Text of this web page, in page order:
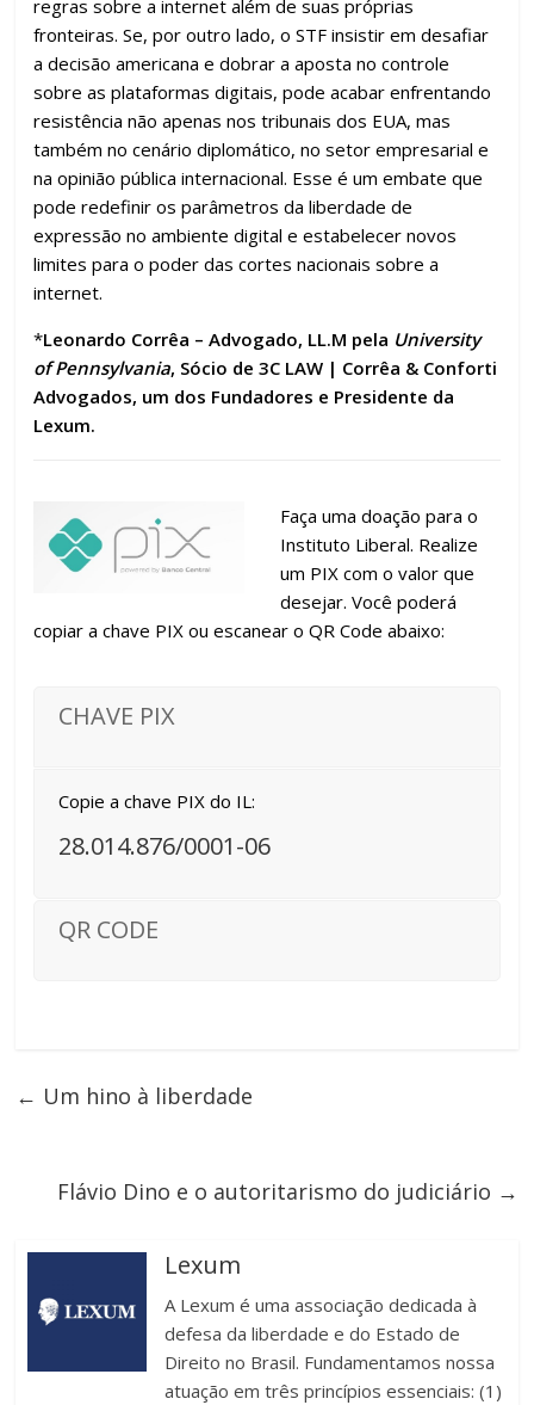
regras sobre a internet além de suas próprias
fronteiras. Se, por outro lado, o STF insistir em desafiar
a decisão americana e dobrar a aposta no controle
sobre as plataformas digitais, pode acabar enfrentando
resistência não apenas nos tribunais dos EUA, mas
também no cenário diplomático, no setor empresarial e
na opinião pública internacional. Esse é um embate que
pode redefinir os parâmetros da liberdade de
expressão no ambiente digital e estabelecer novos
limites para o poder das cortes nacionais sobre a
internet.
*Leonardo Corrêa – Advogado, LL.M pela University
of Pennsylvania, Sócio de 3C LAW | Corrêa & Conforti
Advogados, um dos Fundadores e Presidente da
Lexum.
Faça uma doação para o
Instituto Liberal. Realize
um PIX com o valor que
desejar. Você poderá
copiar a chave PIX ou escanear o QR Code abaixo:
CHAVE PIX
Copie a chave PIX do IL:
28.014.876/0001-06
QR CODE
← Um hino à liberdade
Flávio Dino e o autoritarismo do judiciário →
Lexum
A Lexum é uma associação dedicada à
defesa da liberdade e do Estado de
Direito no Brasil. Fundamentamos nossa
atuação em três princípios essenciais: (1)